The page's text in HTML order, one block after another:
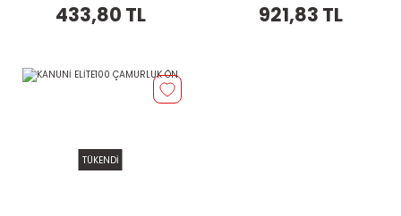
433,80 TL 921,83 TL
TÜKENDİ